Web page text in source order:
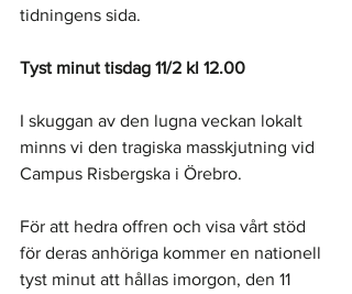
tidningens sida.
Tyst minut tisdag 11/2 kl 12.00
I skuggan av den lugna veckan lokalt
minns vi den tragiska masskjutning vid
Campus Risbergska i Örebro.
För att hedra offren och visa vårt stöd
för deras anhöriga kommer en nationell
tyst minut att hållas imorgon, den 11